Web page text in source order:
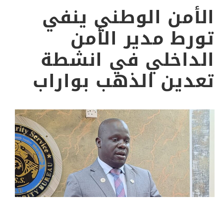
الأمن الوطني ينفي
تورط مدير الأمن
الداخلي في انشطة
تعدين الذهب بواراب